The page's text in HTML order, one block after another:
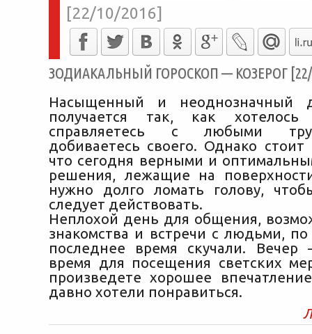
[22/10/2016]
ЗОДИАКАЛЬНЫЙ ГОРОСКОП — КОЗЕРОГ [22/
Насыщенный и неоднозначный
получается так, как
справляетесь с любыми
добиваетесь своего. Однако
что сегодня верными и
решения, лежащие на
нужно долго ломать голову,
следует действовать.
Неплохой день для общения,
знакомства и встречи с людьми,
последнее время скучали. Вечер
время для посещения светских
произведете хорошее
давно хотели понравиться.